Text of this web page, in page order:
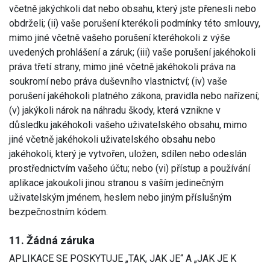
včetně jakýchkoli dat nebo obsahu, který jste přenesli nebo
obdrželi; (ii) vaše porušení kterékoli podmínky této smlouvy,
mimo jiné včetně vašeho porušení kteréhokoli z výše
uvedených prohlášení a záruk; (iii) vaše porušení jakéhokoli
práva třetí strany, mimo jiné včetně jakéhokoli práva na
soukromí nebo práva duševního vlastnictví; (iv) vaše
porušení jakéhokoli platného zákona, pravidla nebo nařízení;
(v) jakýkoli nárok na náhradu škody, která vznikne v
důsledku jakéhokoli vašeho uživatelského obsahu, mimo
jiné včetně jakéhokoli uživatelského obsahu nebo
jakéhokoli, který je vytvořen, uložen, sdílen nebo odeslán
prostřednictvím vašeho účtu; nebo (vi) přístup a používání
aplikace jakoukoli jinou stranou s vaším jedinečným
uživatelským jménem, ​​heslem nebo jiným příslušným
bezpečnostním kódem.
11. Žádná záruka
APLIKACE SE POSKYTUJE „TAK, JAK JE“ A „JAK JE K